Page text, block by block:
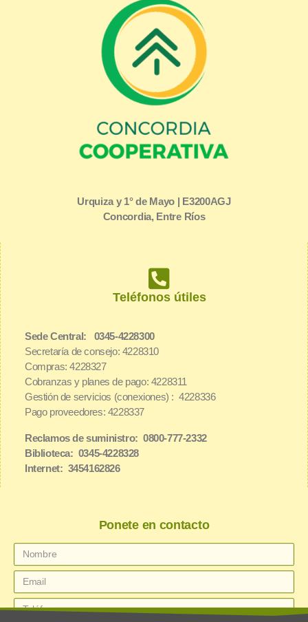
Urquiza y 1° de Mayo | E3200AGJ
Concordia, Entre Ríos
Teléfonos útiles
Sede Central: 0345-4228300
Secretaría de consejo: 4228310
Compras: 4228327
Cobranzas y planes de pago: 4228311
Gestión de servicios (conexiones) : 4228336
Pago proveedores: 4228337
Reclamos de suministro: 0800-777-2332
Biblioteca: 0345-4228328
Internet: 3454162826
Ponete en contacto